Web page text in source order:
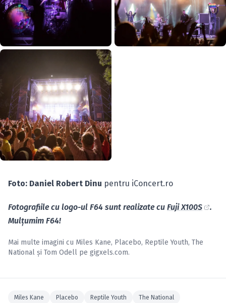
Foto: Daniel Robert Dinu pentru iConcert.ro
Fotografiile cu logo-ul F64 sunt realizate cu Fuji X100S
.
Mulţumim F64!
Mai multe imagini cu Miles Kane, Placebo, Reptile Youth, The
National și Tom Odell pe gigxels.com.
Miles Kane Placebo Reptile Youth
The National